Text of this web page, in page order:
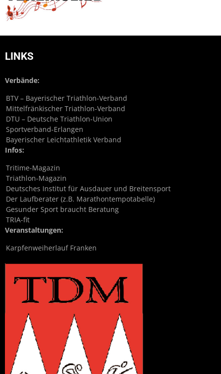
LINKS
Verbände:
BTV – Bayerischer Triathlon-Verband
Mittelfränkischer Triathlon-Verband
DTU – Deutsche Triathlon-Union
Sportverband-Erlangen
Bayerischer Leichtathletik Verband
Infos:
Tritime-Magazin
Triathlon-Magazin
Deutsches Institut für Ausdauer und Breitensport
Der Laufberater (z.B. Marathontempotabelle)
Gesunder Sport braucht Beratung
TRIA-fit
Veranstaltungen:
Karpfenweiherlauf Franken